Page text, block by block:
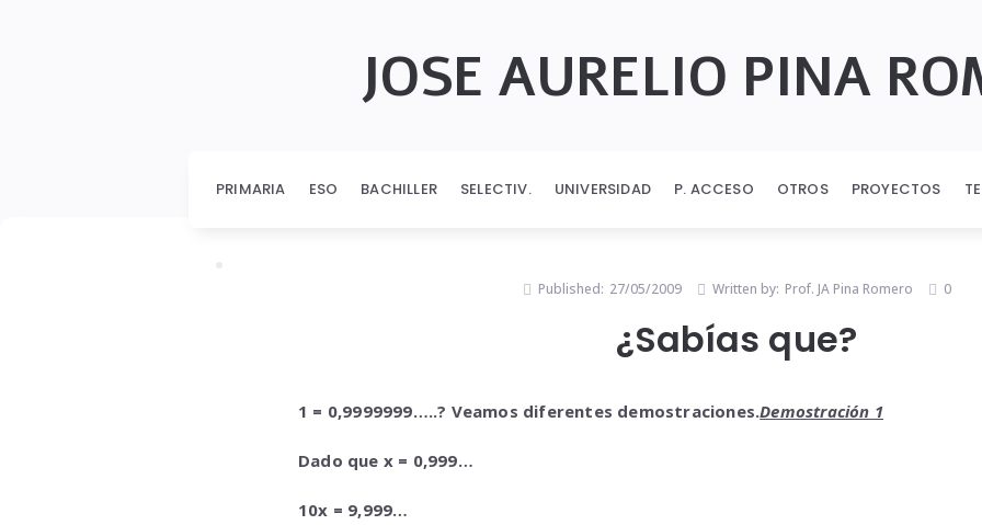
JOSE AURELIO PINA
PRIMARIA ESO BACHILLER SELECTIV. UNIVERSIDAD P. ACCESO OTROS PROYECTOS
Published: 27/05/2009 Written by: Prof. JA Pina Romero 0
¿Sabías que?
1 = 0,9999999…..? Veamos diferentes demostraciones.Demostración 1
Dado que x = 0,999…
10x = 9,999…